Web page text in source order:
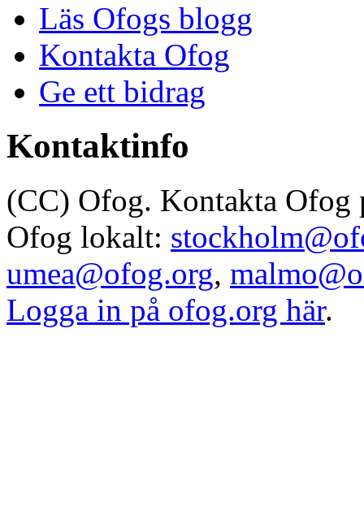
Läs Ofogs blogg
Kontakta Ofog
Ge ett bidrag
Kontaktinfo
(CC) Ofog. Kontakta Ofog
Ofog lokalt:
umea@ofog.org,
Logga in på ofog.org här.